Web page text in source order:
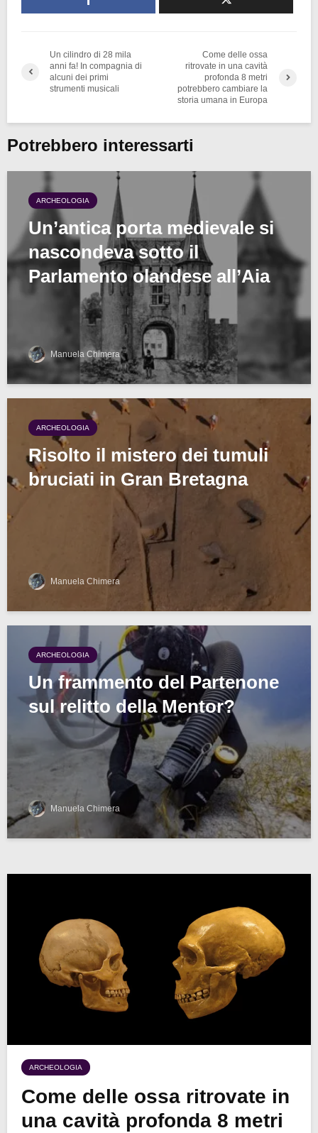
Un cilindro di 28 mila
anni fa! In compagnia di
alcuni dei primi
strumenti musicali
Come delle ossa
ritrovate in una cavità
profonda 8 metri
potrebbero cambiare la
storia umana in Europa
Potrebbero interessarti
ARCHEOLOGIA
Un’antica porta medievale si
nascondeva sotto il
Parlamento olandese all’Aia
Manuela Chimera
ARCHEOLOGIA
Risolto il mistero dei tumuli
bruciati in Gran Bretagna
Manuela Chimera
ARCHEOLOGIA
Un frammento del Partenone
sul relitto della Mentor?
Manuela Chimera
ARCHEOLOGIA
Come delle ossa ritrovate in
una cavità profonda 8 metri